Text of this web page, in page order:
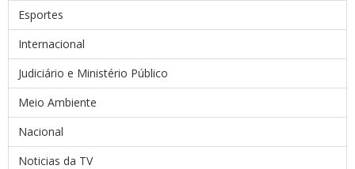
Esportes
Internacional
Judiciário e Ministério Público
Meio Ambiente
Nacional
Noticias da TV